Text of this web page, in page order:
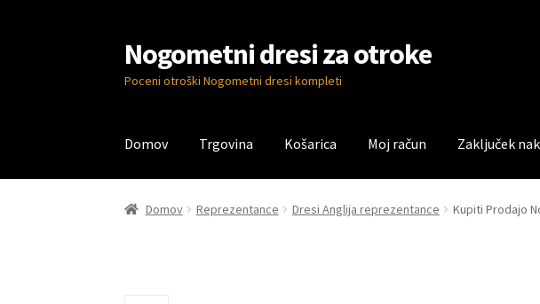
Skip
to
navigation
Skip
to
content
Nogometni dresi za otroke
Poceni otroški Nogometni dresi kompleti
Domov Trgovina Košarica Moj račun Zaključek
Domov BlogKontaktiraj nas Košarica Moj račun Trgovina Zaključek
Domov Reprezentance Dresi Anglija reprezentance Kupiti Prodajo